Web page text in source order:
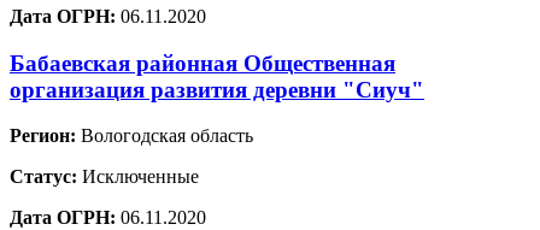
Дата ОГРН: 06.11.2020
Бабаевская районная Общественная
организация развития деревни "Сиуч"
Регион: Вологодская область
Статус: Исключенные
Дата ОГРН: 06.11.2020